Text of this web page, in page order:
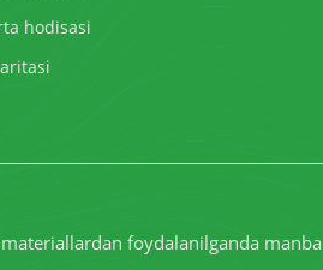
hodisasi
materiallardan foydalanilganda manba